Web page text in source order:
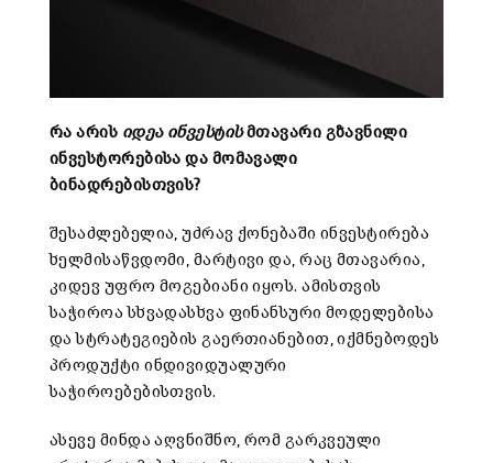
რა არის იდეა ინვესტის მთავარი გზავნილი
ინვესტორებისა და მომავალი
ბინადრებისთვის?
შესაძლებელია, უძრავ ქონებაში ინვესტირება
ხელმისაწვდომი, მარტივი და, რაც მთავარია,
კიდევ უფრო მოგებიანი იყოს. ამისთვის
საჭიროა სხვადასხვა ფინანსური მოდელებისა
და სტრატეგიების გაერთიანებით, იქმნებოდეს
პროდუქტი ინდივიდუალური
საჭიროებებისთვის.
ასევე მინდა აღვნიშნო, რომ გარკვეული